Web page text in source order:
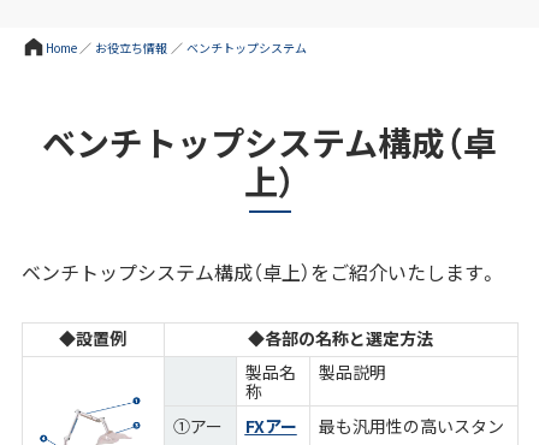
Home ／ お役立ち情報 ／ ベンチトップシステム
ベンチトップシステム構成（卓
上）
ベンチトップシステム構成（卓上）をご紹介いたします。
◆設置例 ◆各部の名称と選定方法
製品名
称
製品説明
①アー
FXアー
最も汎用性の高いスタン